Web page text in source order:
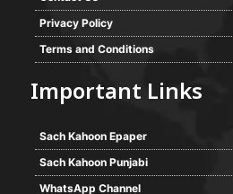
Privacy Policy
Terms and Conditions
Important Links
Sach Kahoon Epaper
Sach Kahoon Punjabi
WhatsApp Channel